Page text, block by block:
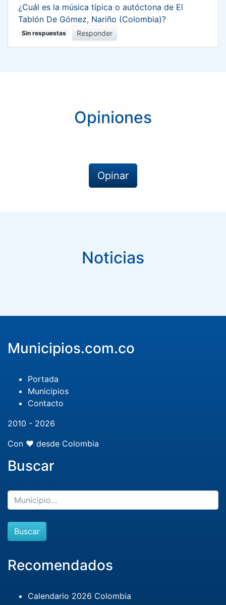
¿Cuál es la música típica o autóctona de El
Tablón De Gómez, Nariño (Colombia)?
Sin respuestas Responder
Opiniones
Opinar
Noticias
Municipios.com.co
Portada
Municipios
Contacto
2010 - 2026
Con ❤️ desde Colombia
Buscar
Buscar
Recomendados
Calendario 2026 Colombia